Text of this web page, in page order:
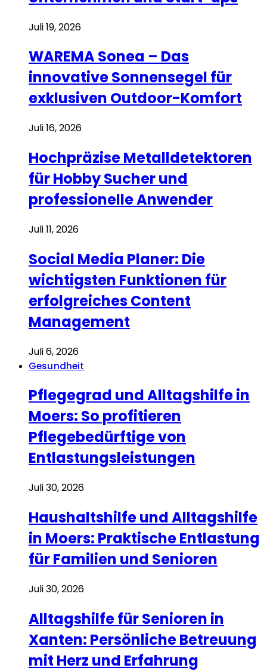
Juli 19, 2026
WAREMA Sonea – Das
innovative Sonnensegel für
exklusiven Outdoor-Komfort
Juli 16, 2026
Hochpräzise Metalldetektoren
für Hobby Sucher und
professionelle Anwender
Juli 11, 2026
Social Media Planer: Die
wichtigsten Funktionen für
erfolgreiches Content
Management
Juli 6, 2026
Gesundheit
Pflegegrad und Alltagshilfe in
Moers: So profitieren
Pflegebedürftige von
Entlastungsleistungen
Juli 30, 2026
Haushaltshilfe und Alltagshilfe
in Moers: Praktische Entlastung
für Familien und Senioren
Juli 30, 2026
Alltagshilfe für Senioren in
Xanten: Persönliche Betreuung
mit Herz und Erfahrung